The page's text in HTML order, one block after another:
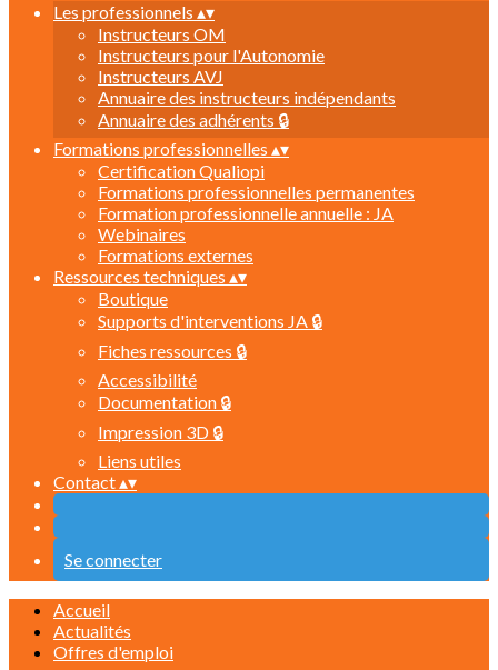
Les professionnels ▴▾
Instructeurs OM
Instructeurs pour l'Autonomie
Instructeurs AVJ
Annuaire des instructeurs indépendants
Annuaire des adhérents 🔒
Formations professionnelles ▴▾
Certification Qualiopi
Formations professionnelles permanentes
Formation professionnelle annuelle : JA
Webinaires
Formations externes
Ressources techniques ▴▾
Boutique
Supports d'interventions JA 🔒
Fiches ressources 🔒
Accessibilité
Documentation 🔒
Impression 3D 🔒
Liens utiles
Contact▴▾
Se connecter
Accueil
Actualités
Offres d'emploi